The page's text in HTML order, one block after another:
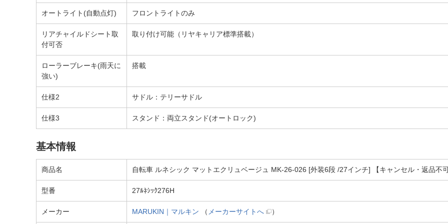
オートライト(自動点灯) フロントライトのみ
リアチャイルドシート取
付可否
取り付け可能（リヤキャリア標準搭載）
ローラーブレーキ(雨天に
強い)
搭載
仕様2 サドル：テリーサドル
仕様3 スタンド：両立スタンド(オートロック)
基本情報
商品名 自転車 ルネシック マットエクリュベージュ MK-26-026 [外装6段 /27インチ] 【キャンセル・返品不
型番 27ﾙﾈｼｯｸ276H
メーカー MARUKIN｜マルキン （ メーカーサイトへ ）